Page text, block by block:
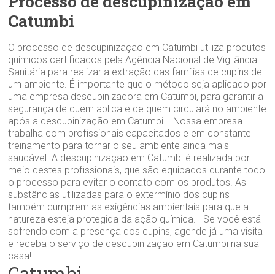
Catumbi
O processo de descupinização em Catumbi utiliza produtos
químicos certificados pela Agência Nacional de Vigilância
Sanitária para realizar a extração das famílias de cupins de
um ambiente. É importante que o método seja aplicado por
uma empresa descupinizadora em Catumbi, para garantir a
segurança de quem aplica e de quem circulará no ambiente
após a descupinização em Catumbi. Nossa empresa
trabalha com profissionais capacitados e em constante
treinamento para tornar o seu ambiente ainda mais
saudável. A descupinização em Catumbi é realizada por
meio destes profissionais, que são equipados durante todo
o processo para evitar o contato com os produtos. As
substâncias utilizadas para o extermínio dos cupins
também cumprem as exigências ambientais para que a
natureza esteja protegida da ação química. Se você está
sofrendo com a presença dos cupins, agende já uma visita
e receba o serviço de descupinização em Catumbi na sua
casa!